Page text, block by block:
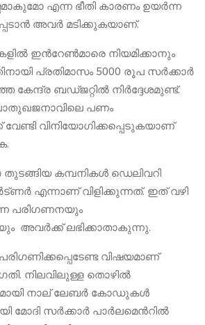
എന്ന ഭീതി കാരണം ഉയർന്ന
അവർ മടിക്കുകയാണ്.
ഇന്‍റേൺമാരെ നിയമിക്കാനും
പ്രതിമാസം 5000 രൂപ സർക്കാർ
കേന്ദ്ര ബഡ്ജറ്റിൽ നിർദ്ദേശമുണ്ട്.
പണം
വിനിയോഗിക്കപ്പെടുകയാണ്
തുടങ്ങിയ കമ്പനികൾ ഡെലിവറി
എന്നാണ് വിളിക്കുന്നത്. ഇത് വഴി
പരിഗണനയും
ലഭിക്കാതാകുന്നു.
വിഷയമാണ്
നിലവിലുള്ള തൊഴിൽ
നാല് ലേബർ കോഡുകൾ
മോദി സർക്കാർ പാർലമെന്‍റിൽ